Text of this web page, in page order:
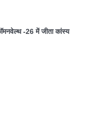
-26 में जीता कांस्य